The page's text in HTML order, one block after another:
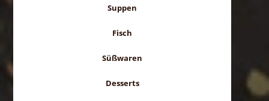
Suppen
Fisch
Süßwaren
Desserts